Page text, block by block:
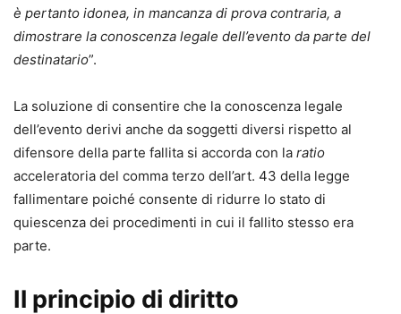
è pertanto idonea, in mancanza di prova contraria, a
dimostrare la conoscenza legale dell’evento da parte del
destinatario”.
La soluzione di consentire che la conoscenza legale
dell’evento derivi anche da soggetti diversi rispetto al
difensore della parte fallita si accorda con la ratio
acceleratoria del comma terzo dell’art. 43 della legge
fallimentare poiché consente di ridurre lo stato di
quiescenza dei procedimenti in cui il fallito stesso era
parte.
Il principio di diritto